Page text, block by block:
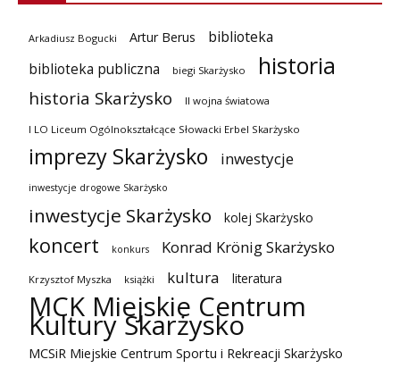
Arkadiusz Bogucki Artur Berus
biblioteka
biblioteka publiczna
biegi Skarżysko historia
historia Skarżysko II wojna światowa
I LO Liceum Ogólnokształcące Słowacki Erbel Skarżysko
imprezy Skarżysko inwestycje
inwestycje drogowe Skarżysko
inwestycje Skarżysko kolej Skarżysko
koncert konkurs Konrad Krönig Skarżysko
Krzysztof Myszka książki kultura literatura
MCK Miejskie Centrum
Kultury Skarżysko
MCSiR Miejskie Centrum Sportu i Rekreacji Skarżysko